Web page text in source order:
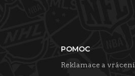
POMOC
Reklamace a vrácení